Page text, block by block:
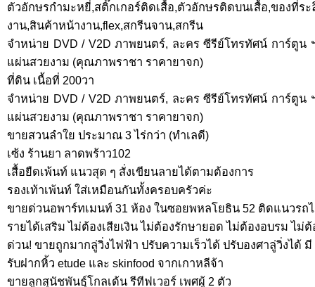
ตัวอักษรกำมะหยี่,สติ๊กเกอร์ติดเสื้อ,ตัวอักษรติดบนเสื้อ,ของที่ร
งาน,สินค้าหน้างาน,flex,สกรีนจาน,สกรีน
จำหน่าย DVD / V2D ภาพยนตร์, ละคร ซีรีย์โทรทัศน์ การ์ตูน
แผ่นสวยงาม (คุณภาพราชา ราคายาจก)
ที่ดิน เนื้อที่ 200วา
จำหน่าย DVD / V2D ภาพยนตร์, ละคร ซีรีย์โทรทัศน์ การ์ตูน
แผ่นสวยงาม (คุณภาพราชา ราคายาจก)
ขายสวนลำใย ประมาณ 3 ไร่กว่า (ทำเลดี)
เซ้ง ร้านยา ลาดพร้าว102
เสื้อยืดเพ้นท์ แนวสุด ๆ สั่งเขียนลายได้ตามต้องการ
รองเท้าเพ้นท์ ใส่เหมือนกันทั้งครอบครัวค่ะ
ขายด่วนอพาร์ทเมนท์ 31 ห้อง ในซอยพหลโยธิน 52 ติดแนวรถ
รายได้เสริม ไม่ต้องเสียเงิน ไม่ต้องรักษายอด ไม่ต้องอบรม ไม่
ด่วน! ขายถูกมากลู่วิ่งไฟฟ้า ปรับความเร็วได้ ปรับองศาลู่วิ่งได้
รับฝากหิ้ว etude และ skinfood จากเกาหลีจ้า
ขายลูกสุนัชพันธุ์โกลเด้น รีทีฟเวอร์ เพศผู้ 2 ตัว